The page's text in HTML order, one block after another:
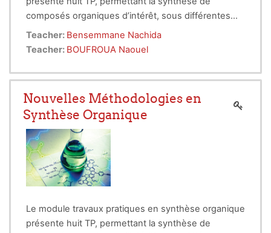
composés organiques d’intérêt, sous différentes
conditions méthodologiques.
Teacher: Bensemmane Nachida
Teacher: BOUFROUA Naouel
Nouvelles Méthodologies en
Synthèse Organique
Le module travaux pratiques en synthèse organique
présente huit TP, permettant la synthèse de